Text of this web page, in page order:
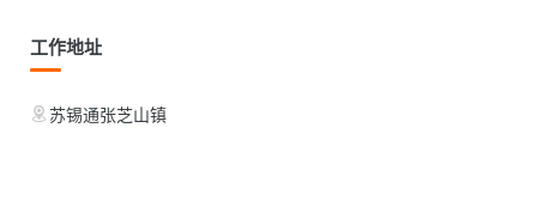
工作地址
苏锡通张芝山镇